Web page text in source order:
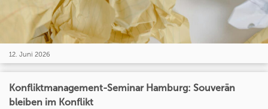
12. Juni 2026
Konfliktmanagement-Seminar Hamburg: Souverän
bleiben im Konflikt